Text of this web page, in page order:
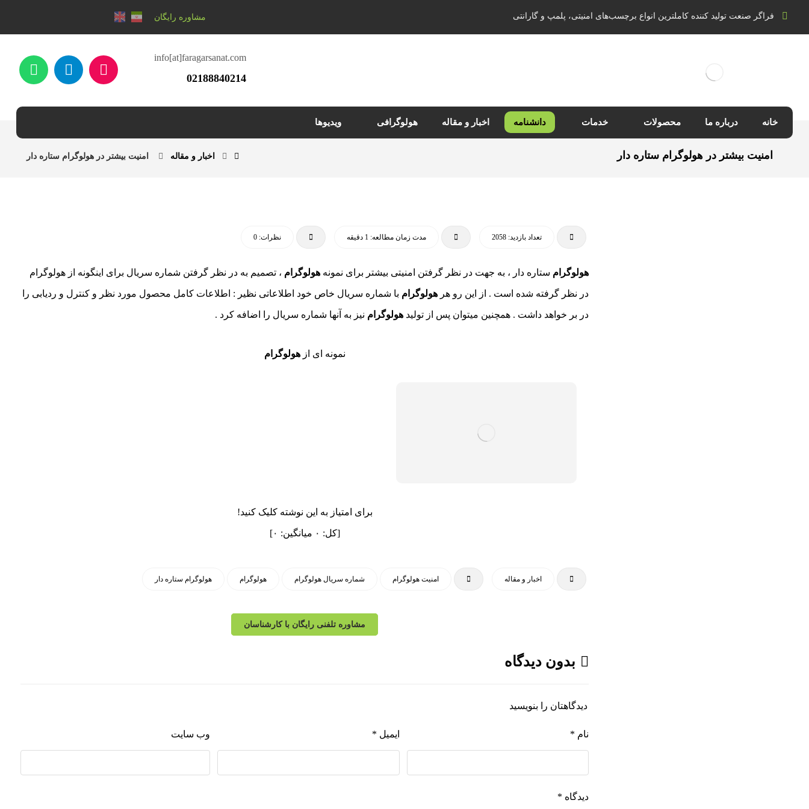
فراگر صنعت تولید کننده کاملترین انواع برچسب‌های امنیتی، پلمپ و گارانتی مشاوره رایگان
info[at]faragarsanat.com
02188840214
خانه درباره ما محصولات خدمات دانشنامه اخبار و مقاله هولوگرافی ویدیوها
امنیت بیشتر در هولوگرام ستاره دار اخبار و مقاله امنیت بیشتر در هولوگرام ستاره دار
تعداد بازدید: 2058 مدت زمان مطالعه: 1 دقیقه نظرات: 0
هولوگرام ستاره دار ، به جهت در نظر گرفتن امنیتی بیشتر برای نمونه هولوگرام ، تصمیم به در نظر گرفتن شماره سریال برای اینگونه از هولوگرام
در نظر گرفته شده است . از این رو هر هولوگرام با شماره سریال خاص خود اطلاعاتی نظیر : اطلاعات کامل محصول مورد نظر و کنترل و ردیابی را
در بر خواهد داشت . همچنین میتوان پس از تولید هولوگرام نیز به آنها شماره سریال را اضافه کرد .
نمونه ای ازهولوگرام
برای امتیاز به این نوشته کلیک کنید!
[کل: ۰ میانگین: ۰]
اخبار و مقاله امنیت هولوگرام شماره سریال هولوگرام هولوگرام هولوگرام ستاره دار
مشاوره تلفنی رایگان با کارشناسان
بدون دیدگاه
دیدگاهتان را بنویسید
نام * ایمیل * وب‌ سایت
دیدگاه *